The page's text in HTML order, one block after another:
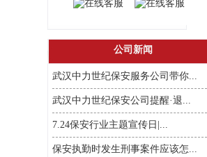
公司新闻
武汉中力世纪保安服务公司带你...
武汉中力世纪保安公司提醒·退...
7.24保安行业主题宣传日|...
保安执勤时发生刑事案件应该怎...